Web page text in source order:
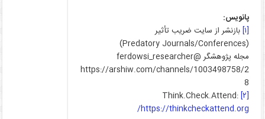
پانویس:
[۱] بازنشر از سایت ضریب تأثیر
(Predatory Journals/Conferences)
مجله پژوهشگر @ferdowsi_researcher
https://arshiw.com/channels/1003498758/2
8
[۲] Think.Check.Attend:
https://thinkcheckattend.org/